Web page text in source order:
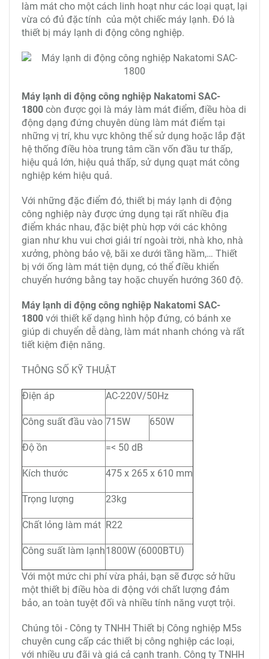
làm mát cho một cách linh hoạt như các loại quạt, lại
vừa có đủ đặc tính của một chiếc máy lạnh. Đó là
thiết bị máy lạnh di động công nghiệp.
Máy lạnh di động công nghiệp Nakatomi SAC-
1800 còn được gọi là máy làm mát điểm, điều hòa di
động dạng đứng chuyên dùng làm mát điểm tại
những vị trí, khu vực không thể sử dụng hoặc lắp đặt
hệ thống điều hòa trung tâm cần vốn đầu tư thấp,
hiệu quả lớn, hiệu quả thấp, sử dụng quạt mát công
nghiệp kém hiệu quả.
Với những đặc điểm đó, thiết bị máy lạnh di động
công nghiệp này được ứng dụng tại rất nhiều địa
điểm khác nhau, đặc biệt phù hợp với các không
gian như khu vui chơi giải trí ngoài trời, nhà kho, nhà
xưởng, phòng bảo vệ, bãi xe dưới tầng hầm,… Thiết
bị với ống làm mát tiện dụng, có thể điều khiển
chuyển hướng bằng tay hoặc chuyển hướng 360 độ.
Máy lạnh di động công nghiệp Nakatomi SAC-
1800 với thiết kế dạng hình hộp đứng, có bánh xe
giúp di chuyển dễ dàng, làm mát nhanh chóng và rất
tiết kiệm điện năng.
THÔNG SỐ KỸ THUẬT
Điện áp AC-220V/50Hz
Công suất đầu vào 715W 650W
Độ ồn =< 50 dB
Kích thước 475 x 265 x 610 mm
Trọng lượng 23kg
Chất lỏng làm mát R22
Công suất làm lạnh1800W (6000BTU)
Với một mức chi phí vừa phải, bạn sẽ được sở hữu
một thiết bị điều hòa di động với chất lượng đảm
bảo, an toàn tuyệt đối và nhiều tính năng vượt trội.
Chúng tôi - Công ty TNHH Thiết bị Công nghiệp M5s
chuyên cung cấp các thiết bị công nghiệp các loại,
với nhiều ưu đãi và giá cả cạnh tranh. Công ty TNHH